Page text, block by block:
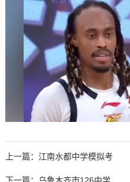
上一篇： 江南水都中学模拟考